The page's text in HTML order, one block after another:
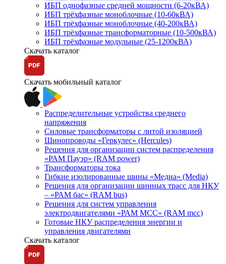
ИБП однофазные средней мощности (6-20кВА)
ИБП трёхфазные моноблочные (10-60кВА)
ИБП трёхфазные моноблочные (40-200кВА)
ИБП трёхфазные трансформаторные (10-500кВА)
ИБП трёхфазные модульные (25-1200кВА)
Скачать каталог
Скачать мобильный каталог
Распределительные устройства среднего
напряжения
Силовые трансформаторы с литой изоляцией
Шинопроводы «Геркулес» (Hercules)
Решения для организации систем распределения
«РАМ Пауэр» (RAM power)
Трансформаторы тока
Гибкие изолированные шины «Медиа» (Media)
Решения для организации шинных трасс для НКУ
– «РАМ бас» (RAM bus)
Решения для систем управления
электродвигателями «РАМ МСС» (RAM mcc)
Готовые НКУ распределения энергии и
управления двигателями
Скачать каталог